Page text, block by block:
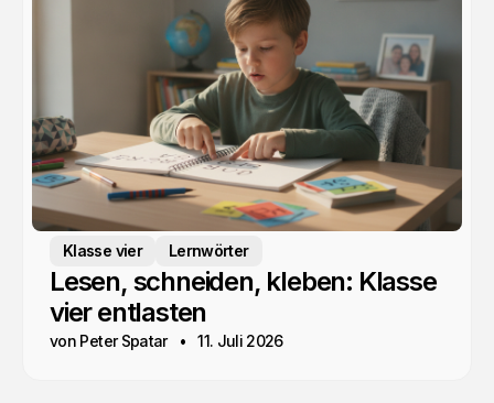
Klasse vier Lernwörter
Lesen, schneiden, kleben: Klasse
vier entlasten
von Peter Spatar 11. Juli 2026